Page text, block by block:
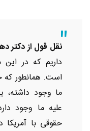
نقل قول از دکتر
داریم که در
است. همانطور که
ما وجود
علیه ما وجود
حقوقی با آمریکا